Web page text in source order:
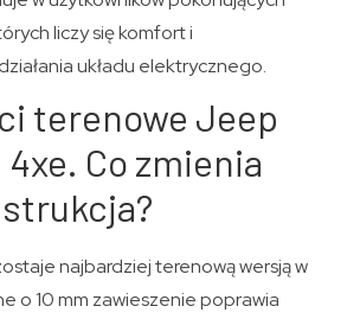
liczy się komfort i
układu elektrycznego.
terenowe Jeep
Co zmienia
najbardziej terenową wersją w
o 10 mm zawieszenie poprawia